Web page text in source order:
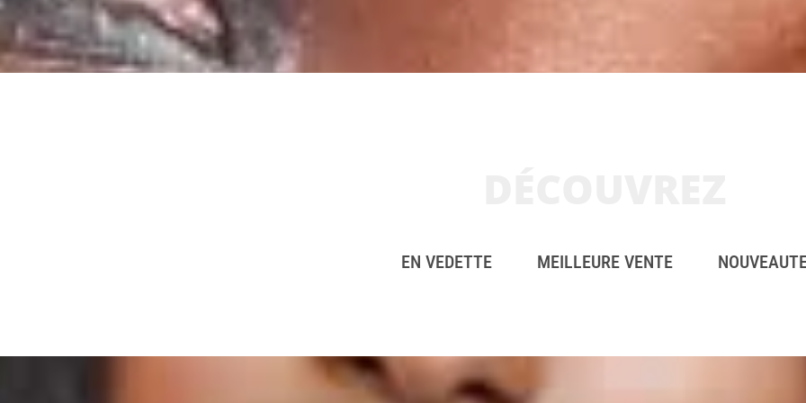
EN VEDETTE MEILLEURE VENTE